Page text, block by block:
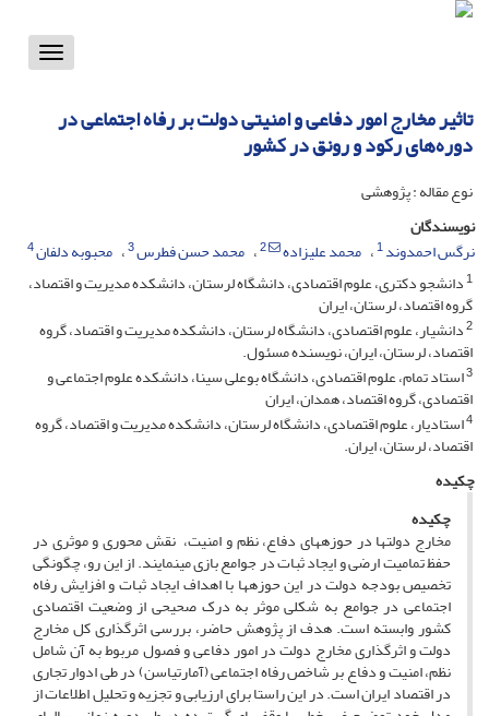
Toggle
تاثیر مخارج امور دفاعی و امنیتی دولت بر رفاه اجتماعی در
دوره‌‌های رکود و رونق در کشور
نوع مقاله : پژوهشی
نویسندگان
نرگس احمدوند1 محمد علیزاده 2 محمد حسن فطرس3 محبوبه دلفان4
1دانشجو دکتری، علوم اقتصادی، دانشگاه لرستان، دانشکده مدیریت و اقتصاد،
گروه اقتصاد، لرستان، ایران
2دانشیار، علوم اقتصادی، دانشگاه لرستان، دانشکده مدیریت و اقتصاد، گروه
اقتصاد، لرستان، ایران، نویسنده مسئول.
3استاد تمام، علوم اقتصادی، دانشگاه بوعلی سینا، دانشکده علوم اجتماعی و
اقتصادی، گروه اقتصاد، همدان، ایران
4استادیار، علوم اقتصادی، دانشگاه لرستان، دانشکده مدیریت و اقتصاد، گروه
اقتصاد، لرستان، ایران.
چکیده
چکیده
­مخارج دولت­ها در حوزه­های دفاع، نظم و امنیت، نقش محوری و موثری در
حفظ تمامیت ارضی و ایجاد ثبات در جوامع بازی می­نمایند. از این رو، چگونگی
تخصیص بودجه دولت در این حوزه­ها با اهداف ایجاد ثبات و افزایش رفاه
اجتماعی در جوامع به شکلی موثر به درک صحیحی از وضعیت اقتصادی
کشور وابسته است. هدف از پژوهش حاضر، بررسی اثرگذاری کل مخارج
دولت و اثرگذاری مخارج دولت در امور دفاعی و فصول مربوط به آن شامل
نظم، امنیت و دفاع بر شاخص رفاه اجتماعی (آمارتیاسن) در طی ادوار تجاری
در اقتصاد ایران است. در این راستا برای ارزیابی و تجزیه و تحلیل اطلاعات از